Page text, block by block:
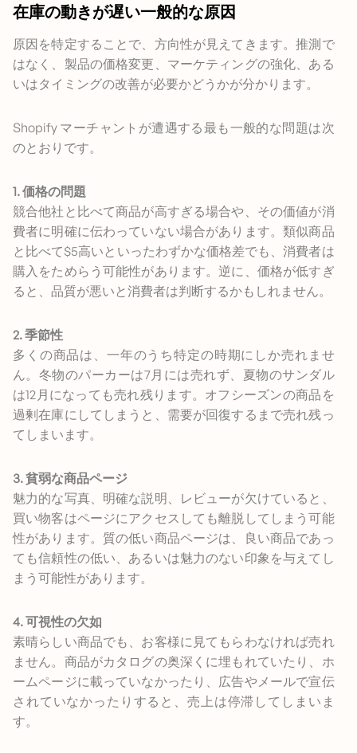
在庫の動きが遅い一般的な原因
原因を特定することで、方向性が見えてきます。推測で
はなく、製品の価格変更、マーケティングの強化、ある
いはタイミングの改善が必要かどうかが分かります。
Shopify マーチャントが遭遇する最も一般的な問題は次
のとおりです。
1. 価格の問題
競合他社と比べて商品が高すぎる場合や、その価値が消
費者に明確に伝わっていない場合があります。類似商品
と比べて$5高いといったわずかな価格差でも、消費者は
購入をためらう可能性があります。逆に、価格が低すぎ
ると、品質が悪いと消費者は判断するかもしれません。
2. 季節性
多くの商品は、一年のうち特定の時期にしか売れませ
ん。冬物のパーカーは7月には売れず、夏物のサンダル
は12月になっても売れ残ります。オフシーズンの商品を
過剰在庫にしてしまうと、需要が回復するまで売れ残っ
てしまいます。
3. 貧弱な商品ページ
魅力的な写真、明確な説明、レビューが欠けていると、
買い物客はページにアクセスしても離脱してしまう可能
性があります。質の低い商品ページは、良い商品であっ
ても信頼性の低い、あるいは魅力のない印象を与えてし
まう可能性があります。
4. 可視性の欠如
素晴らしい商品でも、お客様に見てもらわなければ売れ
ません。商品がカタログの奥深くに埋もれていたり、ホ
ームページに載っていなかったり、広告やメールで宣伝
されていなかったりすると、売上は停滞してしまいま
す。